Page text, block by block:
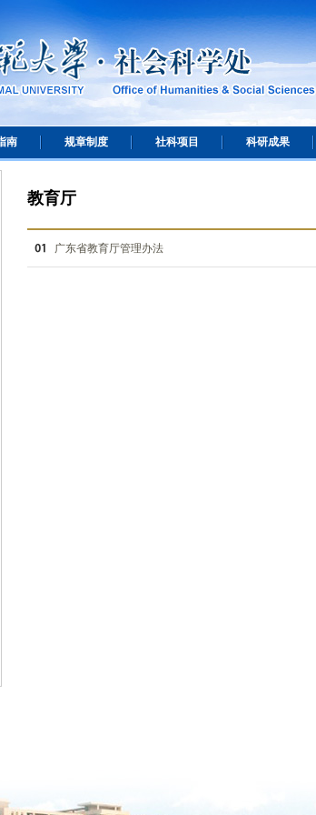
南 规章制度 社科项目 科研成果
教育厅
广东省教育厅管理办法